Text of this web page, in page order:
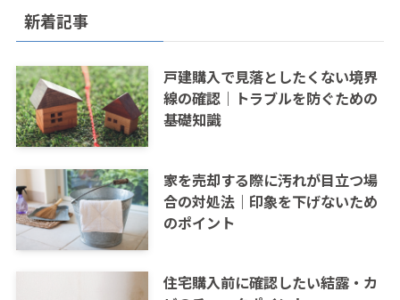
新着記事
戸建購入で見落としたくない境界
線の確認｜トラブルを防ぐための
基礎知識
家を売却する際に汚れが目立つ場
合の対処法｜印象を下げないため
のポイント
住宅購入前に確認したい結露・カ